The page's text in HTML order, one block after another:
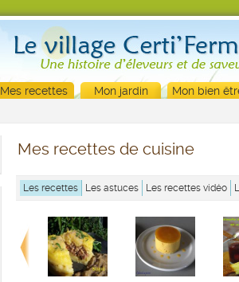
Mes recettes Mon jardin Mon bien
Mes recettes de cuisine
Les recettes Les astuces Les recettes vidéo